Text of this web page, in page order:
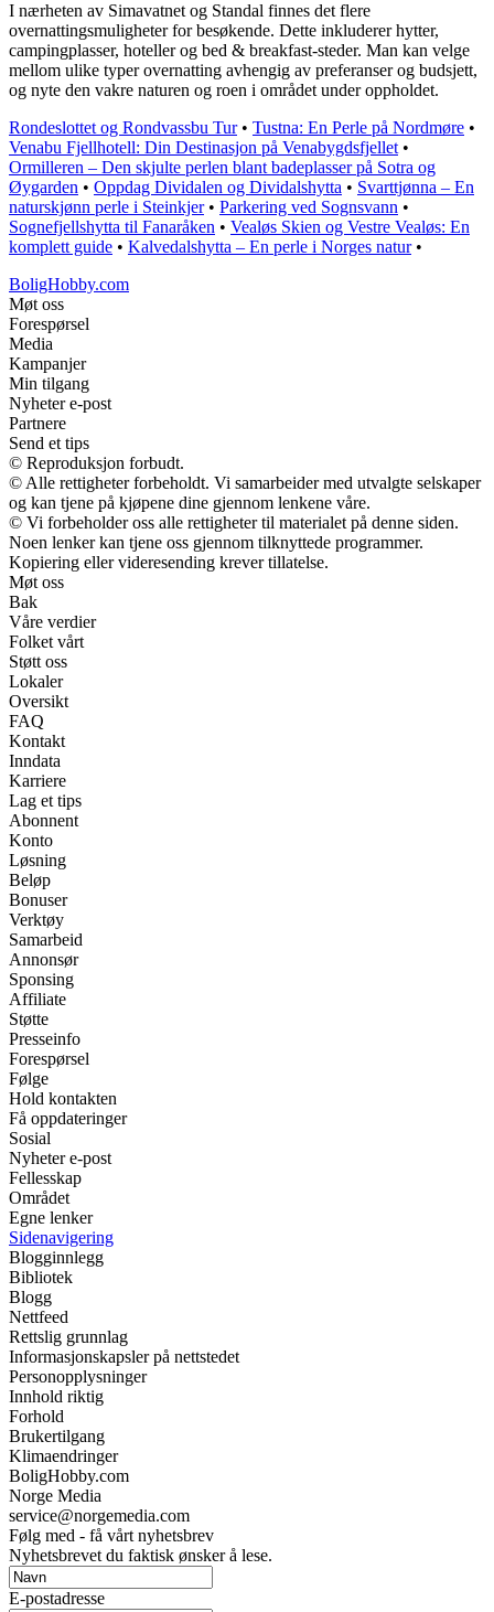
I nærheten av Simavatnet og Standal finnes det flere
overnattingsmuligheter for besøkende. Dette inkluderer hytter,
campingplasser, hoteller og bed & breakfast-steder. Man kan velge
mellom ulike typer overnatting avhengig av preferanser og budsjett,
og nyte den vakre naturen og roen i området under oppholdet.
Rondeslottet og Rondvassbu Tur• Tustna: En Perle på Nordmøre •
Venabu Fjellhotell: Din Destinasjon på Venabygdsfjellet •
Ormilleren – Den skjulte perlen blant badeplasser på Sotra og
Øygarden • Oppdag Dividalen og Dividalshytta • Svarttjønna – En
naturskjønn perle i Steinkjer• Parkering ved Sognsvann •
Sognefjellshytta til Fanaråken • Vealøs Skien og Vestre Vealøs: En
komplett guide • Kalvedalshytta – En perle i Norges natur•
BoligHobby.com
Møt oss
Forespørsel
Media
Kampanjer
Min tilgang
Nyheter e-post
Partnere
Send et tips
© Reproduksjon forbudt.
© Alle rettigheter forbeholdt. Vi samarbeider med utvalgte selskaper
og kan tjene på kjøpene dine gjennom lenkene våre.
© Vi forbeholder oss alle rettigheter til materialet på denne siden.
Noen lenker kan tjene oss gjennom tilknyttede programmer.
Kopiering eller videresending krever tillatelse.
Møt oss
Bak
Våre verdier
Folket vårt
Støtt oss
Lokaler
Oversikt
FAQ
Kontakt
Inndata
Karriere
Lag et tips
Abonnent
Konto
Løsning
Beløp
Bonuser
Verktøy
Samarbeid
Annonsør
Sponsing
Affiliate
Støtte
Presseinfo
Forespørsel
Følge
Hold kontakten
Få oppdateringer
Sosial
Nyheter e-post
Fellesskap
Området
Egne lenker
Sidenavigering
Blogginnlegg
Bibliotek
Blogg
Nettfeed
Rettslig grunnlag
Informasjonskapsler på nettstedet
Personopplysninger
Innhold riktig
Forhold
Brukertilgang
Klimaendringer
BoligHobby.com
Norge Media
service@norgemedia.com
Følg med - få vårt nyhetsbrev
Nyhetsbrevet du faktisk ønsker å lese.
E-postadresse